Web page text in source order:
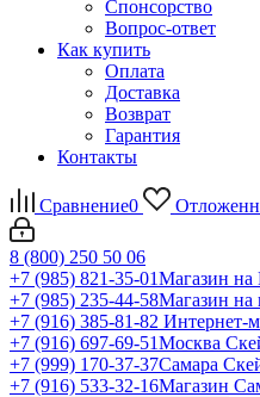
Спонсорство
Вопрос-ответ
Как купить
Оплата
Доставка
Возврат
Гарантия
Контакты
Сравнение0
8 (800) 250 50 06
+7 (985) 821-35-01Магазин на
+7 (985) 235-44-58Магазин на
+7 (916) 385-81-82 Интернет-
+7 (916) 697-69-51Москва
+7 (999) 170-37-37Самара
+7 (916) 533-32-16Магазин